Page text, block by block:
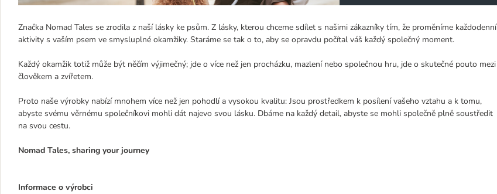
Značka Nomad Tales se zrodila z naší lásky ke psům. Z lásky, kterou chceme sdílet s našimi zákazníky tím, že proměníme každodenní
aktivity s vaším psem ve smysluplné okamžiky. Staráme se tak o to, aby se opravdu počítal váš každý společný moment.
Každý okamžik totiž může být něčím výjimečný; jde o více než jen procházku, mazlení nebo společnou hru, jde o skutečné pouto mezi
člověkem a zvířetem.
Proto naše výrobky nabízí mnohem více než jen pohodlí a vysokou kvalitu: Jsou prostředkem k posílení vašeho vztahu a k tomu,
abyste svému věrnému společníkovi mohli dát najevo svou lásku. Dbáme na každý detail, abyste se mohli společně plně soustředit
na svou cestu.
Nomad Tales, sharing your journey
Informace o výrobci